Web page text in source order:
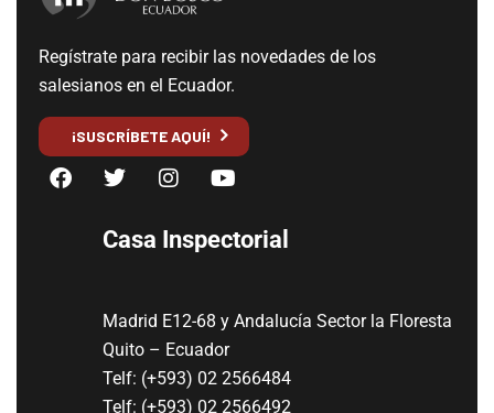
Regístrate para recibir las novedades de los
salesianos en el Ecuador.
¡SUSCRÍBETE AQUÍ!
Casa Inspectorial
Madrid E12-68 y Andalucía Sector la Floresta
Quito – Ecuador
Telf: (+593) 02 2566484
Telf: (+593) 02 2566492